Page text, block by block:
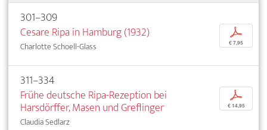
301–309
Cesare Ripa in Hamburg (1932)
Charlotte Schoell-Glass
p
€ 7,95
311–334
Frühe deutsche Ripa-Rezeption bei
Harsdörffer, Masen und Greflinger
Claudia Sedlarz
p
€ 14,95